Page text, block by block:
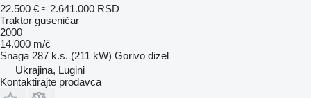
22.500 € ≈ 2.641.000 RSD
Traktor guseničar
2000
14.000 m/č
Snaga 287 k.s. (211 kW) Gorivo dizel
Ukrajina, Lugini
Kontaktirajte prodavca